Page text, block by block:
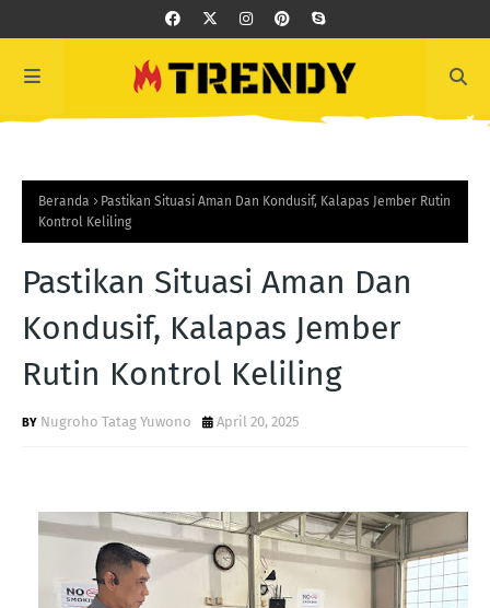
Beranda
Pastikan Situasi Aman Dan Kondusif, Kalapas Jember Rutin
Kontrol Keliling
Pastikan Situasi Aman Dan
Kondusif, Kalapas Jember
Rutin Kontrol Keliling
Nugroho Tatag Yuwono April 20, 2025